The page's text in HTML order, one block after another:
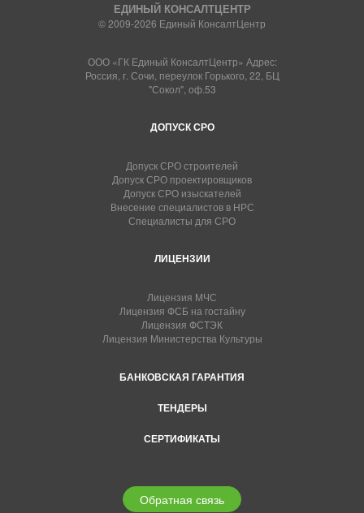
ЕДИНЫЙ КОНСАЛТЦЕНТР
© 2009-2026 Единый КонсалтЦентр
ООО «ГК Единый КонсалтЦентр» Адрес:
Россия, г. Сочи, переулок Горького, 22, БЦ
"Сокол", оф.53
ДОПУСК СРО
Допуск СРО строителей
Допуск СРО проектировщиков
Допуск СРО изыскателей
Внесение специалистов в НРС
Специалисты для СРО
ЛИЦЕНЗИИ
Лицензия МЧС
Лицензия ФСБ на гостайну
Лицензия ФСТЭК
Лицензия Министерства Культуры
БАНКОВСКАЯ ГАРАНТИЯ
ТЕНДЕРЫ
СЕРТИФИКАТЫ
Обратная связь